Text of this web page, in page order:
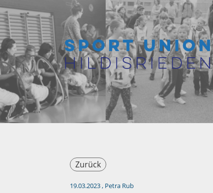
Zurück
19.03.2023, Petra Rub